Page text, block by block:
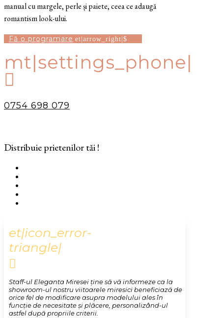
manual cu margele, perle și paiete, ceea ce adaugă
romantism look-ului.
Fă o programare
mt|settings_phone|

0754 698 079
Distribuie prietenilor tăi !
et|icon_error-
triangle|

Staff-ul Eleganta Miresei ține să vă informeze ca la
showroom-ul nostru viitoarele miresici beneficiază de
orice fel de modificare asupra modelului ales în
funcție de necesitate și plăcere, personalizând-ul
astfel după propriile criterii.